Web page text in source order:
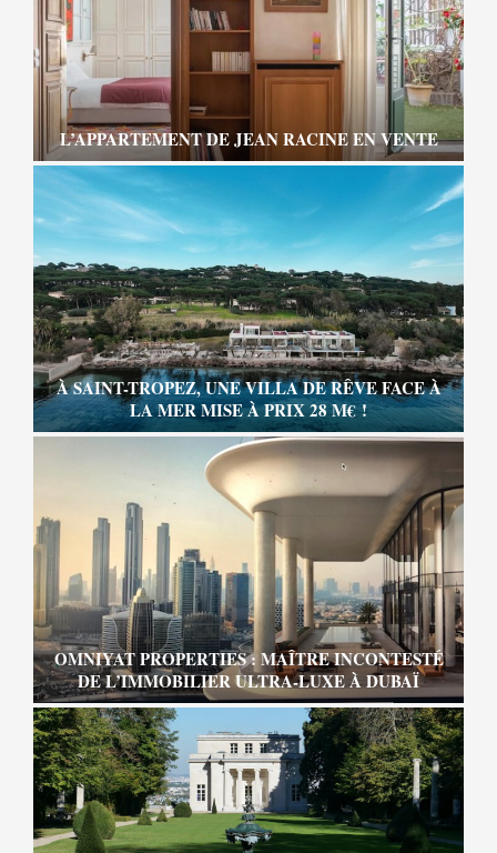
L’APPARTEMENT DE JEAN RACINE EN VENTE
À SAINT-TROPEZ, UNE VILLA DE RÊVE FACE À
LA MER MISE À PRIX 28 M€ !
OMNIYAT PROPERTIES : MAÎTRE INCONTESTÉ
DE L’IMMOBILIER ULTRA-LUXE À DUBAÏ